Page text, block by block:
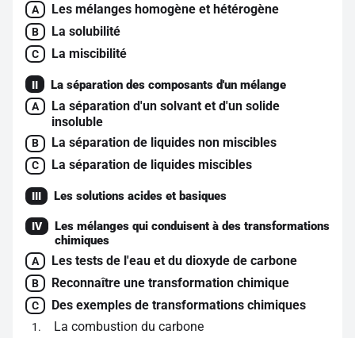
S'inscrire gratuitement
A Les mélanges homogène et hétérogène
B La solubilité
C La miscibilité
II La séparation des composants d'un mélange
A
La séparation d'un solvant et d'un solide
insoluble
B La séparation de liquides non miscibles
C La séparation de liquides miscibles
III Les solutions acides et basiques
IV
Les mélanges qui conduisent à des transformations
chimiques
A Les tests de l'eau et du dioxyde de carbone
B Reconnaître une transformation chimique
C Des exemples de transformations chimiques
1 La combustion du carbone